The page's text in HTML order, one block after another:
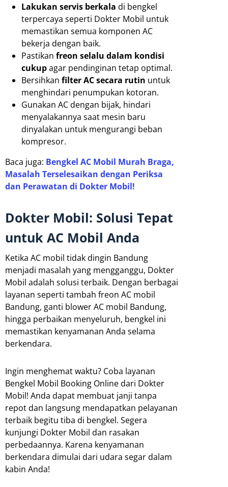
Lakukan servis berkala di bengkel
terpercaya seperti Dokter Mobil untuk
memastikan semua komponen AC
bekerja dengan baik.
Pastikan freon selalu dalam kondisi
cukupagar pendinginan tetap optimal.
Bersihkan filter AC secara rutin untuk
menghindari penumpukan kotoran.
Gunakan AC dengan bijak, hindari
menyalakannya saat mesin baru
dinyalakan untuk mengurangi beban
kompresor.
Baca juga: Bengkel AC Mobil Murah Braga,
Masalah Terselesaikan dengan Periksa
dan Perawatan di Dokter Mobil!
Dokter Mobil: Solusi Tepat
untuk AC Mobil Anda
Ketika AC mobil tidak dingin Bandung
menjadi masalah yang mengganggu, Dokter
Mobil adalah solusi terbaik. Dengan berbagai
layanan seperti tambah freon AC mobil
Bandung, ganti blower AC mobil Bandung,
hingga perbaikan menyeluruh, bengkel ini
memastikan kenyamanan Anda selama
berkendara.
Ingin menghemat waktu? Coba layanan
Bengkel Mobil Booking Online dari Dokter
Mobil! Anda dapat membuat janji tanpa
repot dan langsung mendapatkan pelayanan
terbaik begitu tiba di bengkel. Segera
kunjungi Dokter Mobil dan rasakan
perbedaannya. Karena kenyamanan
berkendara dimulai dari udara segar dalam
kabin Anda!